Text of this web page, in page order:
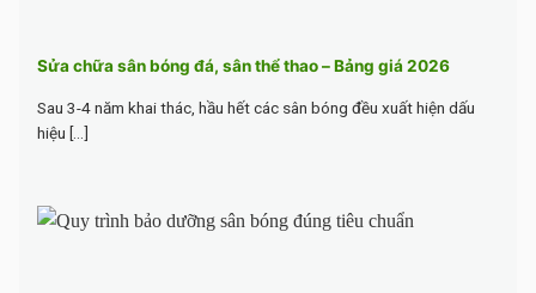
Sửa chữa sân bóng đá, sân thể thao – Bảng giá 2026
Sau 3-4 năm khai thác, hầu hết các sân bóng đều xuất hiện dấu
hiệu [...]